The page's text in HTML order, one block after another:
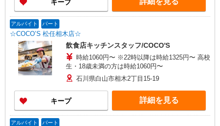
キープ
アルバイト パート
☆COCO’S 松任相木店☆
飲食店キッチンスタッフ/COCO'S
時給1060円〜 ※22時以降は時給1325円〜 高校
生・18歳未満の方は時給1060円〜
石川県白山市相木2丁目15-19
キープ 詳細を見る
アルバイト パート